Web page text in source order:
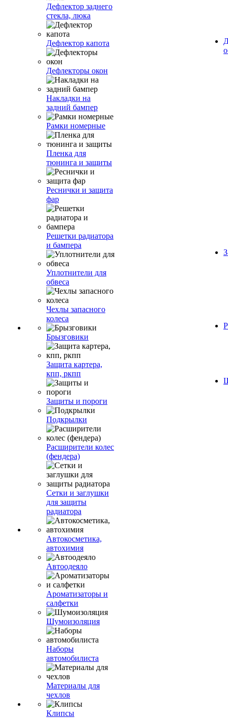
Дефлектор заднего
стекла, люка
Дефлектор капота
Дефлекторы окон
Накладки на
задний бампер
Рамки номерные
Пленка для
тюнинга и защиты
Реснички и защита
фар
Решетки радиатора
и бампера
Уплотнители для
обвеса
Чехлы запасного
колеса
Брызговики
Защита картера,
кпп, ркпп
Защиты и пороги
Подкрылки
Расширители колес
(фендера)
Сетки и заглушки
для защиты
радиатора
Автокосметика,
автохимия
Автоодеяло
Ароматизаторы и
салфетки
Шумоизоляция
Наборы
автомобилиста
Материалы для
чехлов
Клипсы